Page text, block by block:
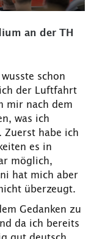
an der TH
schon
der Luftfahrt
mir nach dem
was ich
Zuerst habe ich
es in
möglich,
hat mich aber
überzeugt.
Gedanken zu
da ich bereits